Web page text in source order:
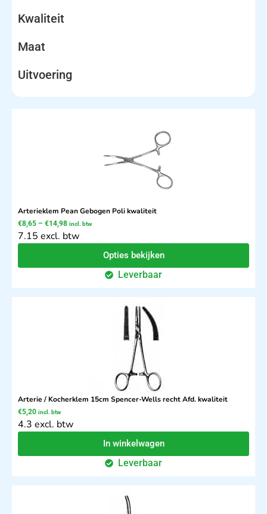
Kwaliteit
Maat
Uitvoering
Arterieklem Pean Gebogen Poli kwaliteit
€8,65 – €14,98 incl. btw
7.15 excl. btw
Opties bekijken
Leverbaar
Arterie / Kocherklem 15cm Spencer-Wells recht Afd. kwaliteit
€5,20 incl. btw
4.3 excl. btw
In winkelwagen
Leverbaar